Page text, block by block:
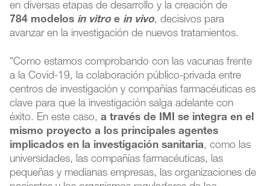
en diversas etapas de desarrollo y la creación de
784 modelos in vitroe in vivo, decisivos para
avanzar en la investigación de nuevos tratamientos.
“Como estamos comprobando con las vacunas frente
a la Covid-19, la colaboración público-privada entre
centros de investigación y compañías farmacéuticas es
clave para que la investigación salga adelante con
éxito. En este caso,a través de IMI se integra en el
mismo proyecto a los principales agentes
implicados en la investigación sanitaria, como las
universidades, las compañías farmacéuticas, las
pequeñas y medianas empresas, las organizaciones de